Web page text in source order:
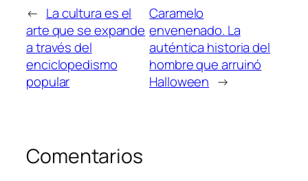
← La cultura es el
arte que se expande
a través del
enciclopedismo
popular
Caramelo
envenenado. La
auténtica historia del
hombre que arruinó
Halloween →
Comentarios